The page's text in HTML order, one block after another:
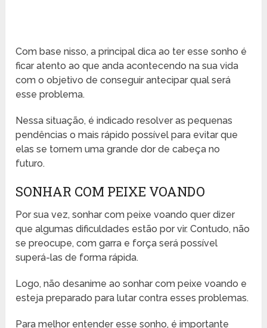
Com base nisso, a principal dica ao ter esse sonho é
ficar atento ao que anda acontecendo na sua vida
com o objetivo de conseguir antecipar qual será
esse problema.
Nessa situação, é indicado resolver as pequenas
pendências o mais rápido possível para evitar que
elas se tornem uma grande dor de cabeça no
futuro.
SONHAR COM PEIXE VOANDO
Por sua vez, sonhar com peixe voando quer dizer
que algumas dificuldades estão por vir. Contudo, não
se preocupe, com garra e força será possível
superá-las de forma rápida.
Logo, não desanime ao sonhar com peixe voando e
esteja preparado para lutar contra esses problemas.
Para melhor entender esse sonho, é importante